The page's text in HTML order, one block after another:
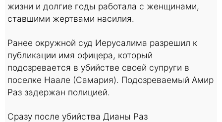
жизни и долгие годы работала с женщинами,
ставшими жертвами насилия.
Ранее окружной суд Иерусалима разрешил к
публикации имя офицера, который
подозревается в убийстве своей супруги в
поселке Наале (Самария). Подозреваемый Амир
Раз задержан полицией.
Сразу после убийства Дианы Раз